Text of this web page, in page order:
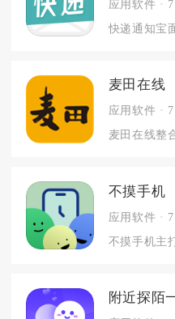
应用软件 7
麦田在线
应用软件 7
不摸手机
应用软件 7
附近探陌